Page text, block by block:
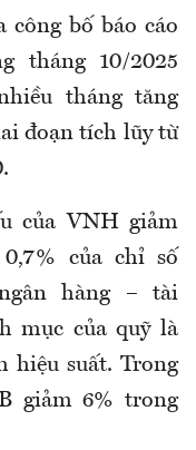
bố báo cáo
tháng 10/2025
tháng tăng
đoạn tích lũy từ
của VNH giảm
của chỉ số
hàng – tài
mục của quỹ là
hiệu suất. Trong
giảm 6% trong